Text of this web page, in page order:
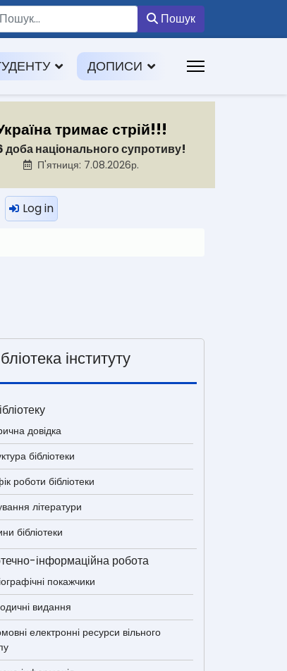
Пошук
ДОПИСИ
тримає стрій!!!
доба національного супротиву!
П'ятниця: 7.08.2026р.
Log in
інституту
довідка
бібліотеки
роботи бібліотеки
літератури
бібліотеки
інформаційна робота
покажчики
видання
електронні ресурси вільного